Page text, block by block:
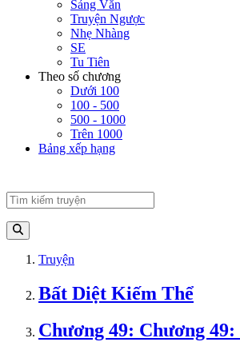
Sảng Văn
Truyện Ngược
Nhẹ Nhàng
SE
Tu Tiên
Theo số chương
Dưới 100
100 - 500
500 - 1000
Trên 1000
Bảng xếp hạng
Truyện
Bất Diệt Kiếm Thể
Chương 49: Chương